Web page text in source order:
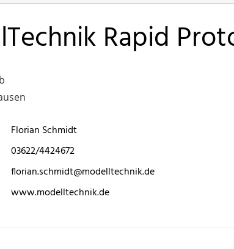
Rapid
Florian Schmidt
03622/4424672
florian.schmidt@modelltechnik.de
www.modelltechnik.de